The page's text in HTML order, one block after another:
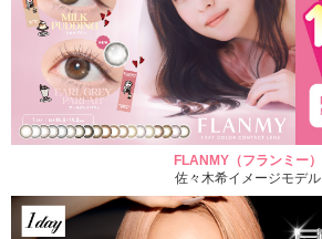
FLANMY（フランミー）
佐々木希イメージモデル